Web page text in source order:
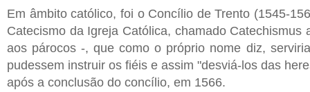
Em âmbito católico, foi o Concílio de Trento (1545-
Catecismo da Igreja Católica, chamado Catechismus
aos párocos -, que como o próprio nome diz,
pudessem instruir os fiéis e assim "desviá-los das
após a conclusão do concílio, em 1566.